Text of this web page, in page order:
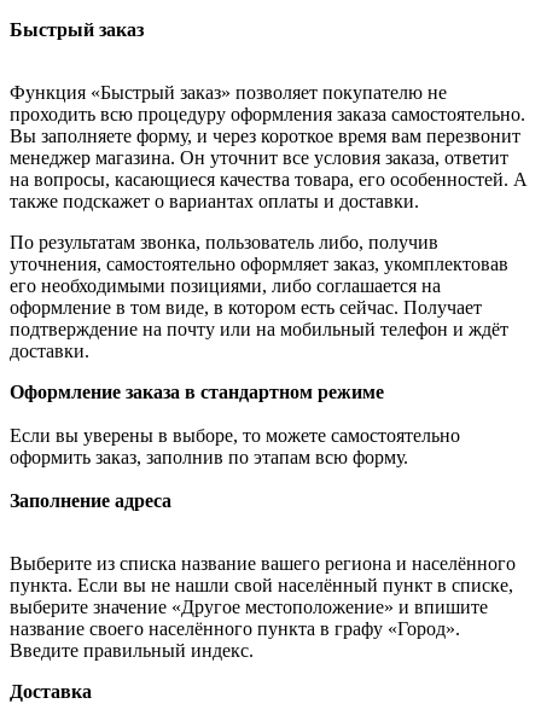
Быстрый заказ
Функция «Быстрый заказ» позволяет покупателю не
проходить всю процедуру оформления заказа самостоятельно.
Вы заполняете форму, и через короткое время вам перезвонит
менеджер магазина. Он уточнит все условия заказа, ответит
на вопросы, касающиеся качества товара, его особенностей. А
также подскажет о вариантах оплаты и доставки.
По результатам звонка, пользователь либо, получив
уточнения, самостоятельно оформляет заказ, укомплектовав
его необходимыми позициями, либо соглашается на
оформление в том виде, в котором есть сейчас. Получает
подтверждение на почту или на мобильный телефон и ждёт
доставки.
Оформление заказа в стандартном режиме
Если вы уверены в выборе, то можете самостоятельно
оформить заказ, заполнив по этапам всю форму.
Заполнение адреса
Выберите из списка название вашего региона и населённого
пункта. Если вы не нашли свой населённый пункт в списке,
выберите значение «Другое местоположение» и впишите
название своего населённого пункта в графу «Город».
Введите правильный индекс.
Доставка